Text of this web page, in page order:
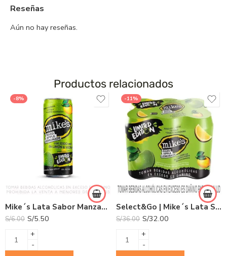
Reseñas
Aún no hay reseñas.
Productos relacionados
-8%
Mike´s Lata Sabor Manzana 355ml
S/6.00 S/5.50
+
-
-11%
Select&Go | Mike´s Lata Sabor Manzana 355ml x 6und.
S/36.00 S/32.00
+
-